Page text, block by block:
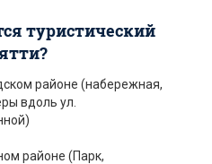
туристический
районе (набережная,
вдоль ул.
районе (Парк,